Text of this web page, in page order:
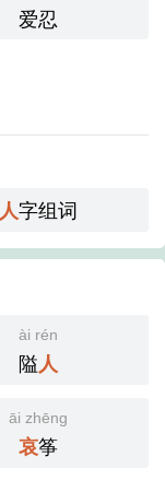
爱忍
人字组词
ài rén
隘人
āi zhēng
哀筝